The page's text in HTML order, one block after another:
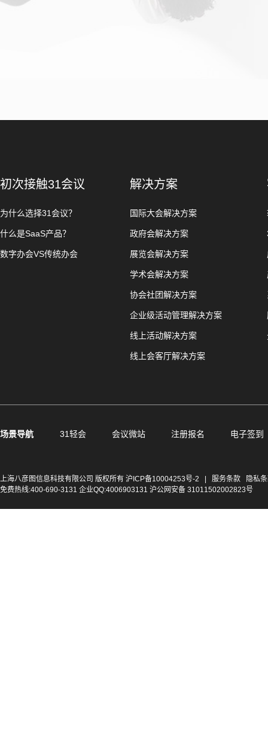
初次接触31会议
为什么选择31会议？
什么是SaaS产品？
数字办会VS传统办会
解决方案
国际大会解决方案
政府会解决方案
展览会解决方案
学术会解决方案
协会社团解决方案
企业级活动管理解决方案
线上活动解决方案
线上会客厅解决方案
场景导航 31轻会 会议微站 注册报名 电子签到
上海八彦图信息科技有限公司 版权所有 沪ICP备10004253号-2 服务条款
隐私
免费热线:400-690-3131 企业QQ:4006903131 沪公网安备 31011502002823号